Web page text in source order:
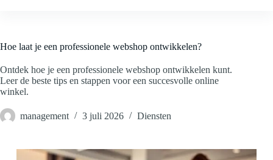
Hoe laat je een professionele webshop ontwikkelen?
Ontdek hoe je een professionele webshop ontwikkelen kunt.
Leer de beste tips en stappen voor een succesvolle online
winkel.
management 3 juli 2026 Diensten